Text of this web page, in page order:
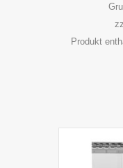
Produkt